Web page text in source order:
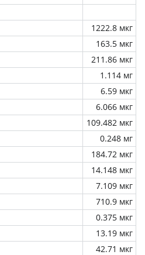
1222.8 мкг
163.5 мкг
211.86 мкг
1.114 мг
6.59 мкг
6.066 мкг
109.482 мкг
0.248 мг
184.72 мкг
14.148 мкг
7.109 мкг
710.9 мкг
0.375 мкг
13.19 мкг
42.71 мкг